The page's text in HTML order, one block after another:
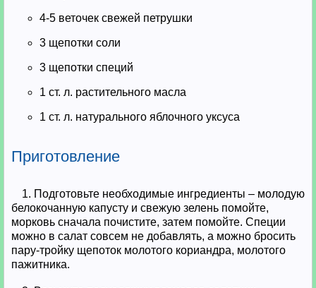
4-5 веточек свежей петрушки
3 щепотки соли
3 щепотки специй
1 ст. л. растительного масла
1 ст. л. натурального яблочного уксуса
Приготовление
1. Подготовьте необходимые ингредиенты – молодую
белокочанную капусту и свежую зелень помойте,
морковь сначала почистите, затем помойте. Специи
можно в салат совсем не добавлять, а можно бросить
пару-тройку щепоток молотого кориандра, молотого
пажитника.